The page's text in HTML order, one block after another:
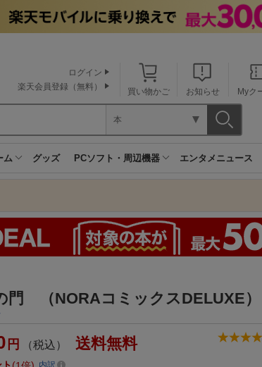
買い物かご お知らせ Myク
ログイン
楽天会員登録（無料）
本
ム グッズ PCソフト・周辺機器 エンタメニュース
門 （NORAコミックスDELUXE）
円 （税込） 送料無料